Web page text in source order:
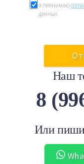
Я ПРИНИМАЮ
ДАННЫХ.
Наш
8
Или